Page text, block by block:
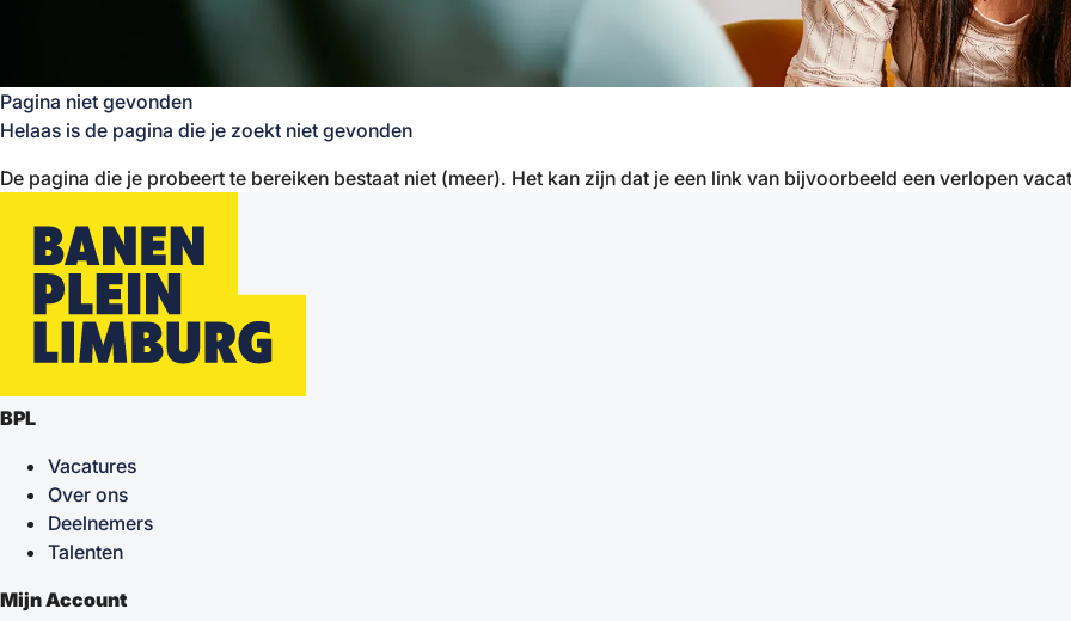
Pagina niet gevonden
Helaas is de pagina die je zoekt niet gevonden
De pagina die je probeert te bereiken bestaat niet (meer). Het kan zijn dat je een link van bijvoorbeeld een verlopen
BPL
Vacatures
Over ons
Deelnemers
Talenten
Mijn Account